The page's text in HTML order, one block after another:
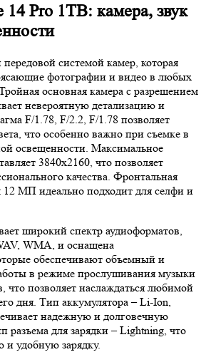
14 Pro 1TB: камера, звук
системой камер, которая
фотографии и видео в любых
основная камера с разрешением
невероятную детализацию и
F/1.78, F/2.2, F/1.78 позволяет
что особенно важно при съемке в
освещенности. Максимальное
3840x2160, что позволяет
качества. Фронтальная
12 МП идеально подходит для селфи и
широкий спектр аудиоформатов,
WMA, и оснащена
обеспечивают объемный и
в режиме прослушивания музыки
что позволяет наслаждаться любимой
дня. Тип аккумулятора – Li-Ion,
надежную и долговечную
разъема для зарядки – Lightning, что
и удобную зарядку.